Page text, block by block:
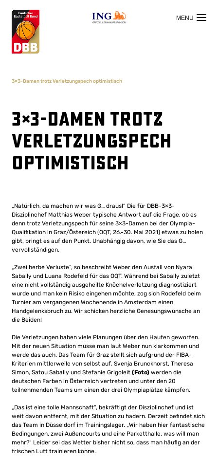
OFFIZIELLER HAUPTSPONSOR
3×3-Damen trotz Verletzungspech optimistisch
3×3-Damen trotz
Verletzungspech
optimistisch
„Natürlich, da machen wir was G… draus!“ Die für DBB-3×3-
Disziplinchef Matthias Weber typische Antwort auf die Frage, ob es
denn trotz Verletzungspech für seine 3×3-Damen bei der Olympia-
Qualifikation in Graz/Östereich (OQT, 26.-30. Mai 2021) etwas zu holen
gibt, bringt es auf den Punkt. Unabhängig davon, wie Sie das G…
vervollständigen.
„Zwei herbe Verluste“, so beschreibt Weber den Ausfall von Nyara
Sabally und Luana Rodefeld für das OQT. Während bei Sabally zuletzt
eine nicht vollständig ausgeheilte Knöchelverletzung diagnostiziert
wurde und man kein Risiko eingehen möchte, zog sich Rodefeld beim
Turnier am vergangenen Wochenende in Amsterdam einen
Handgelenksbruch zu. Wir schicken herzliche Genesungswünsche an
die Beiden!
Die Verletzungen haben viele Planungen über den Haufen geworfen.
Mit der neuen Situation müsse man laut Weber nun klarkommen und
werde das auch. Das Team für Graz stellt sich aufgrund der FIBA-
Kriterien mittlerweile von selbst auf. Svenja Brunckhorst, Theresa
Simon, Satou Sabally und Stefanie Grigoleit (Foto) werden die
deutschen Farben in Österreich vertreten und unter den 20
teilnehmenden Teams um einen der drei Olympiaplätze kämpfen.
„Das ist eine tolle Mannschaft“, bekräftigt der Disziplinchef und ist
weit davon entfernt, mit der Situation zu hadern. Derzeit befindet sich
das Team in Düsseldorf im Trainingslager. „Wir haben hier fantastische
Bedingungen, zwei Außencourts und eine Parketthalle, was will man
mehr?“ Leider sei das Wetter bisher nicht so, dass man häufig an der
frischen Luft trainieren könne.